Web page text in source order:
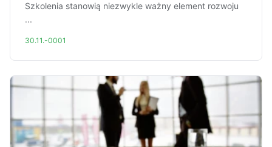
Szkolenia stanowią niezwykle ważny element rozwoju
...
30.11.-0001